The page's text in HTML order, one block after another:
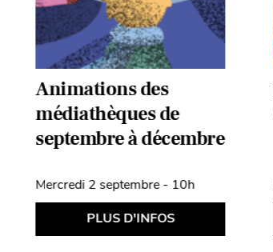
Animations des
médiathèques de
septembre à décembre
Mercredi 2 septembre - 10h
PLUS D'INFOS